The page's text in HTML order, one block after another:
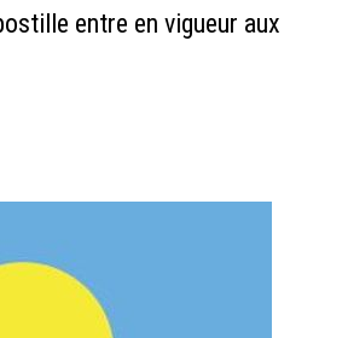
entre en vigueur aux